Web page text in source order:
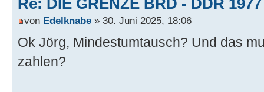
von Edelknabe » 30. Juni 2025, 18:06
Ok Jörg, Mindestumtausch? Und das
zahlen?